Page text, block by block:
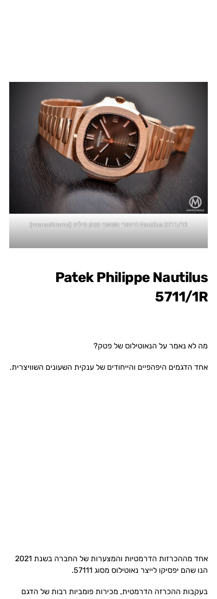
Nautilus 5711/1R הייחודי משעוני פטק פיליפ (monochrome)
Patek Philippe Nautilus
5711/1R
מה לא נאמר על הנאוטילוס של פטק?
אחד הדגמים היפהפיים והייחודים של ענקית השעונים השוויצרית.
אחד מההכרזות הדרמטיות והמצערות של החברה בשנת 2021
הנו שהם יפסיקו לייצר נאוטילוס מסוג 57111.
בעקבות ההכרזה הדרמטית, מכירות פומביות רבות של הדגם